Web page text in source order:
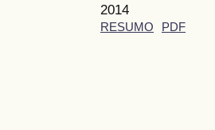
2014
RESUMO PDF